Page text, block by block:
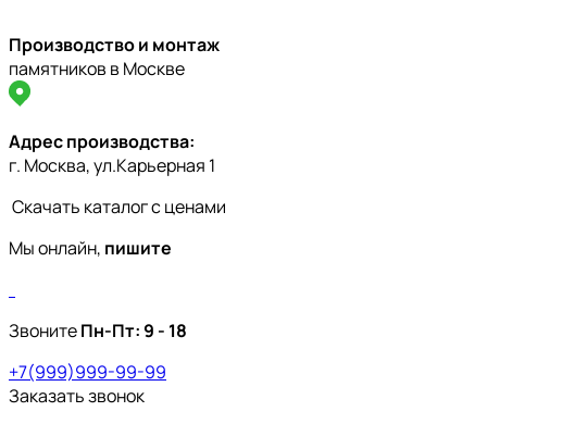
Производство и монтаж
памятников в Москве
Адрес производства:
г. Москва, ул.Карьерная 1
Скачать каталог с ценами
Мы онлайн, пишите
ЗвонитеПн-Пт:9 - 18
+7(999)999-99-99
Заказать звонок